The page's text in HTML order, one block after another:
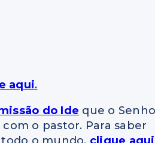
aqui.
do Ide que o
o pastor. Para saber